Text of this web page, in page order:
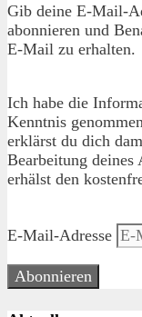
Gib deine E-Mail-
abonnieren und
E-Mail zu erhalten.
Ich habe die
Kenntnis
erklärst du dich
Bearbeitung deines
erhälst den
E-Mail-Adresse
Abonnieren